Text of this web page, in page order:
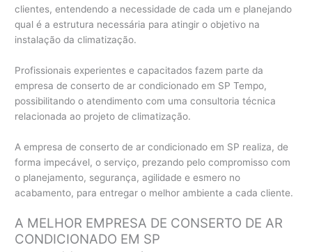
clientes, entendendo a necessidade de cada um e planejando
qual é a estrutura necessária para atingir o objetivo na
instalação da climatização.
Profissionais experientes e capacitados fazem parte da
empresa de conserto de ar condicionado em SP Tempo,
possibilitando o atendimento com uma consultoria técnica
relacionada ao projeto de climatização.
A empresa de conserto de ar condicionado em SP realiza, de
forma impecável, o serviço, prezando pelo compromisso com
o planejamento, segurança, agilidade e esmero no
acabamento, para entregar o melhor ambiente a cada cliente.
A MELHOR EMPRESA DE CONSERTO DE AR
CONDICIONADO EM SP